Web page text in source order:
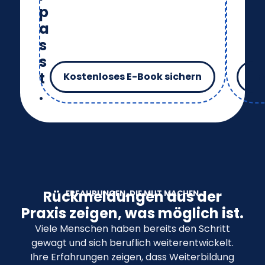
p
a
s
s
t
.
Kostenloses E-Book sichern
ERFAHRUNGEN, DIE MUT MACHEN
Rückmeldungen aus der
Praxis zeigen, was möglich ist.
Viele Menschen haben bereits den Schritt
gewagt und sich beruflich weiterentwickelt.
Ihre Erfahrungen zeigen, dass Weiterbildung